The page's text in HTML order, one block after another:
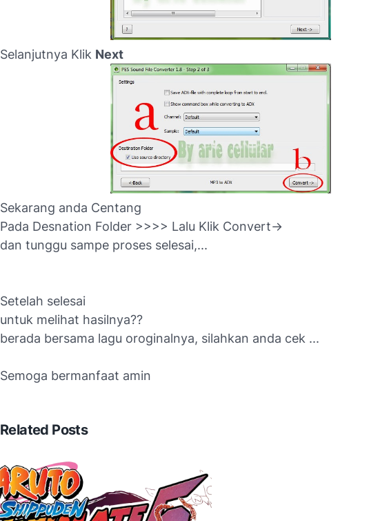
Selanjutnya Klik Next
Sekarang anda Centang
Pada Desnation Folder >>>> Lalu Klik Convert->
dan tunggu sampe proses selesai,...
Setelah selesai
untuk melihat hasilnya??
berada bersama lagu oroginalnya, silahkan anda cek ...
Semoga bermanfaat amin
Related Posts